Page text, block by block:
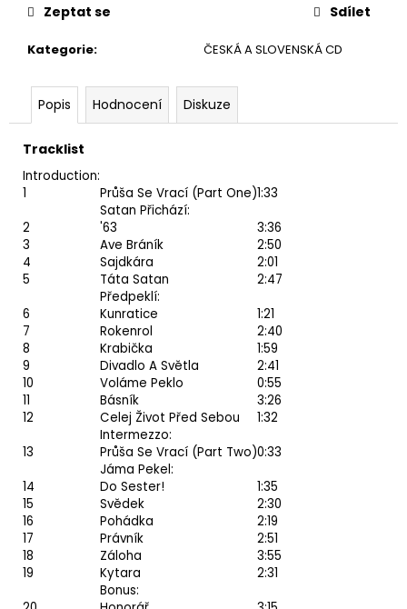
Kategorie: ČESKÁ A SLOVENSKÁ CD
Zeptat se Sdílet
Popis Hodnocení Diskuze
Tracklist
Introduction:
1
Průša Se Vrací (Part One)1:33
Satan Přichází:
2
'63
3:36
3
Ave Bráník
2:50
4
Sajdkára
2:01
5
Táta Satan
2:47
Předpeklí:
6
Kunratice
1:21
7
Rokenrol
2:40
8
Krabička
1:59
9
Divadlo A Světla
2:41
10
Voláme Peklo
0:55
11
Básník
3:26
12
Celej Život Před Sebou
1:32
Intermezzo:
13
Průša Se Vrací (Part Two)0:33
Jáma Pekel:
14
Do Sester!
1:35
15
Svědek
2:30
16
Pohádka
2:19
17
Právník
2:51
18
Záloha
3:55
19
Kytara
2:31
Bonus:
2LP
Kč